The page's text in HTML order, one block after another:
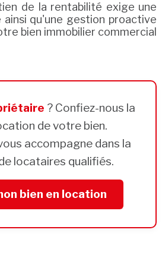
de la rentabilité exige une
qu'une gestion proactive
bien immobilier commercial
? Confiez-nous la
de votre bien.
accompagne dans la
locataires qualifiés.
bien en location